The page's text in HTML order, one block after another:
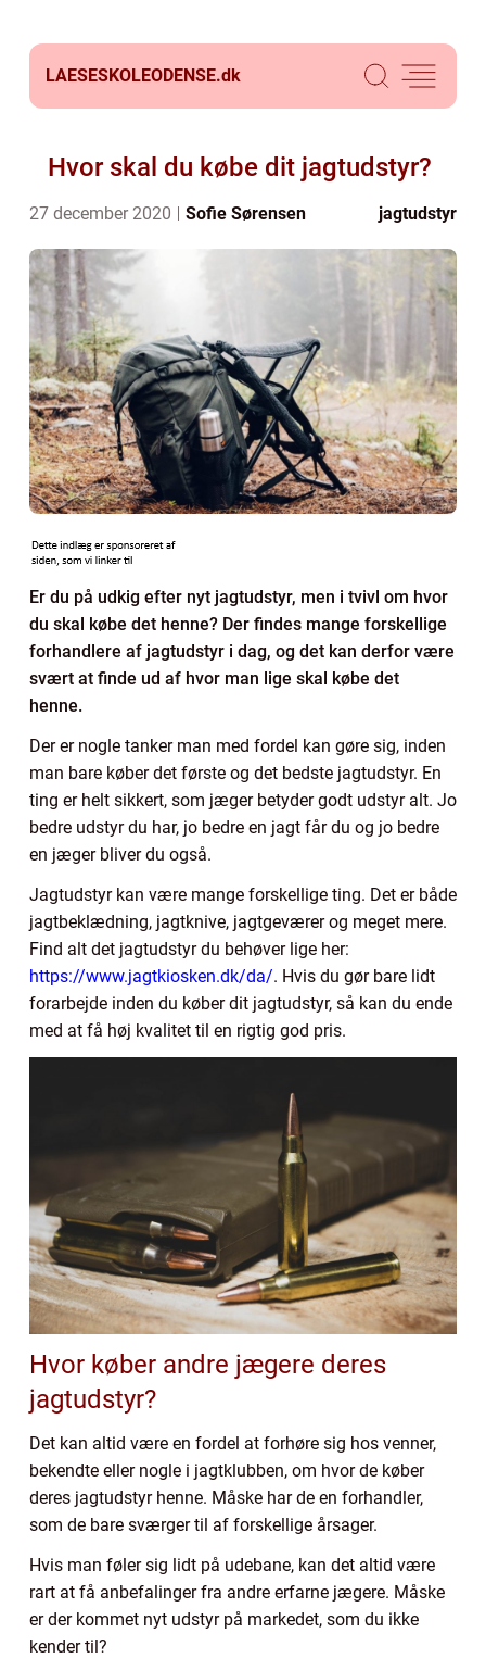
LAESESKOLEODENSE.dk
Hvor skal du købe dit jagtudstyr?
27 december 2020 Sofie Sørensen jagtudstyr
Er du på udkig efter nyt jagtudstyr, men i tvivl om hvor
du skal købe det henne? Der findes mange forskellige
forhandlere af jagtudstyr i dag, og det kan derfor være
svært at finde ud af hvor man lige skal købe det
henne.
Der er nogle tanker man med fordel kan gøre sig, inden
man bare køber det første og det bedste jagtudstyr. En
ting er helt sikkert, som jæger betyder godt udstyr alt. Jo
bedre udstyr du har, jo bedre en jagt får du og jo bedre
en jæger bliver du også.
Jagtudstyr kan være mange forskellige ting. Det er både
jagtbeklædning, jagtknive, jagtgeværer og meget mere.
Find alt det jagtudstyr du behøver lige her:
https://www.jagtkiosken.dk/da/. Hvis du gør bare lidt
forarbejde inden du køber dit jagtudstyr, så kan du ende
med at få høj kvalitet til en rigtig god pris.
Hvor køber andre jægere deres
jagtudstyr?
Det kan altid være en fordel at forhøre sig hos venner,
bekendte eller nogle i jagtklubben, om hvor de køber
deres jagtudstyr henne. Måske har de en forhandler,
som de bare sværger til af forskellige årsager.
Hvis man føler sig lidt på udebane, kan det altid være
rart at få anbefalinger fra andre erfarne jægere. Måske
er der kommet nyt udstyr på markedet, som du ikke
kender til?